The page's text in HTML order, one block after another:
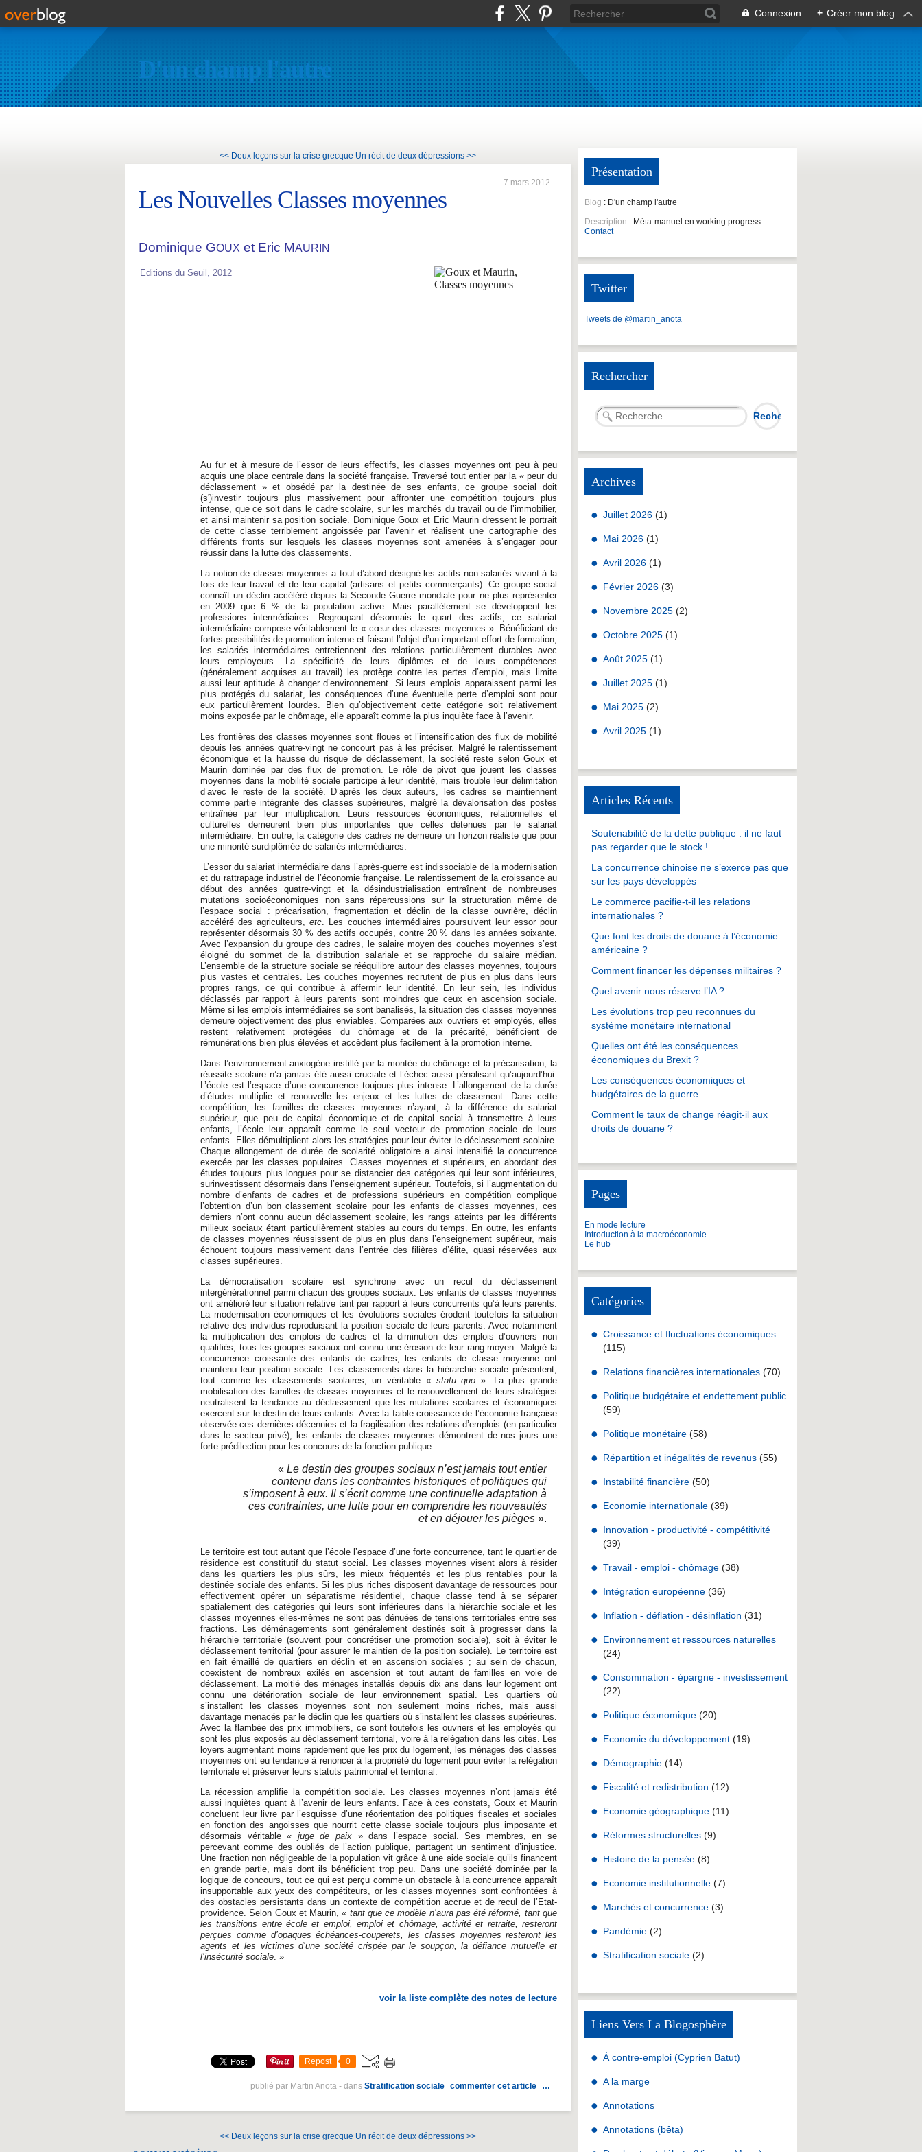
Connexion + Créer mon blog
D'un champ l'autre
<< Deux leçons sur la crise grecque Un récit de deux dépressions >>
7 mars 2012
Les Nouvelles Classes moyennes
Dominique GOUX et Eric MAURIN
Editions du Seuil, 2012
Au fur et à mesure de l’essor de leurs effectifs, les classes moyennes ont peu à peu
acquis une place centrale dans la société française. Traversé tout entier par la « peur du
déclassement » et obsédé par la destinée de ses enfants, ce groupe social doit
(s')investir toujours plus massivement pour affronter une compétition toujours plus
intense, que ce soit dans le cadre scolaire, sur les marchés du travail ou de l’immobilier,
et ainsi maintenir sa position sociale. Dominique Goux et Eric Maurin dressent le portrait
de cette classe terriblement angoissée par l’avenir et réalisent une cartographie des
différents fronts sur lesquels les classes moyennes sont amenées à s’engager pour
réussir dans la lutte des classements.
La notion de classes moyennes a tout d’abord désigné les actifs non salariés vivant à la
fois de leur travail et de leur capital (artisans et petits commerçants). Ce groupe social
connaît un déclin accéléré depuis la Seconde Guerre mondiale pour ne plus représenter
en 2009 que 6 % de la population active. Mais parallèlement se développent les
professions intermédiaires. Regroupant désormais le quart des actifs, ce salariat
intermédiaire compose véritablement le « cœur des classes moyennes ». Bénéficiant de
fortes possibilités de promotion interne et faisant l’objet d’un important effort de formation,
les salariés intermédiaires entretiennent des relations particulièrement durables avec
leurs employeurs. La spécificité de leurs diplômes et de leurs compétences
(généralement acquises au travail) les protège contre les pertes d’emploi, mais limite
aussi leur aptitude à changer d’environnement. Si leurs emplois apparaissent parmi les
plus protégés du salariat, les conséquences d’une éventuelle perte d’emploi sont pour
eux particulièrement lourdes. Bien qu’objectivement cette catégorie soit relativement
moins exposée par le chômage, elle apparaît comme la plus inquiète face à l’avenir.
Les frontières des classes moyennes sont floues et l’intensification des flux de mobilité
depuis les années quatre-vingt ne concourt pas à les préciser. Malgré le ralentissement
économique et la hausse du risque de déclassement, la société reste selon Goux et
Maurin dominée par des flux de promotion. Le rôle de pivot que jouent les classes
moyennes dans la mobilité sociale participe à leur identité, mais trouble leur délimitation
d’avec le reste de la société. D’après les deux auteurs, les cadres se maintiennent
comme partie intégrante des classes supérieures, malgré la dévalorisation des postes
entraînée par leur multiplication. Leurs ressources économiques, relationnelles et
culturelles demeurent bien plus importantes que celles détenues par le salariat
intermédiaire. En outre, la catégorie des cadres ne demeure un horizon réaliste que pour
une minorité surdiplômée de salariés intermédiaires.
L’essor du salariat intermédiaire dans l’après-guerre est indissociable de la modernisation
et du rattrapage industriel de l’économie française. Le ralentissement de la croissance au
début des années quatre-vingt
et la désindustrialisation entraînent de nombreuses
mutations socioéconomiques non sans répercussions sur la structuration même de
l’espace social : précarisation, fragmentation et déclin de la classe ouvrière, déclin
accéléré des agriculteurs,etc. Les couches intermédiaires poursuivent leur essor pour
représenter désormais 30 % des actifs occupés, contre 20 % dans les années soixante.
Avec l’expansion du groupe des cadres, le salaire moyen des couches moyennes s’est
éloigné du sommet de la distribution salariale et se rapproche du salaire médian.
L’ensemble de la structure sociale se rééquilibre autour des classes moyennes, toujours
plus vastes et centrales. Les couches moyennes recrutent de plus en plus dans leurs
propres rangs, ce qui contribue à affermir leur identité. En leur sein, les individus
déclassés par rapport à leurs parents sont moindres que ceux en ascension sociale.
Même si les emplois intermédiaires se sont banalisés, la situation des classes moyennes
demeure objectivement des plus enviables. Comparées aux ouvriers et employés, elles
restent relativement protégées du chômage et de la précarité, bénéficient de
rémunérations bien plus élevées et accèdent plus facilement à la promotion interne.
Dans l’environnement anxiogène instillé par la montée du chômage et la précarisation, la
réussite scolaire n’a jamais été aussi cruciale et l’échec aussi pénalisant qu’aujourd’hui.
L’école est l’espace d’une concurrence toujours plus intense. L’allongement de la durée
d’études multiplie et renouvelle les enjeux et les luttes de classement. Dans cette
compétition, les familles de classes moyennes n’ayant, à la différence du salariat
supérieur, que peu de capital économique et de capital social à transmettre à leurs
enfants, l’école leur apparaît comme le seul vecteur de promotion sociale de leurs
enfants. Elles démultiplient alors les stratégies pour leur éviter le déclassement scolaire.
Chaque allongement de durée de scolarité obligatoire a ainsi intensifié la concurrence
exercée par les classes populaires. Classes moyennes et supérieurs, en abordant des
études toujours plus longues pour se distancier des catégories qui leur sont inférieures,
surinvestissent désormais dans l’enseignement supérieur. Toutefois, si l’augmentation du
nombre d’enfants de cadres et de professions supérieurs en compétition complique
l’obtention d’un bon classement scolaire pour les enfants de classes moyennes, ces
derniers n’ont connu aucun déclassement scolaire, les rangs atteints par les différents
milieux sociaux étant particulièrement stables au cours du temps. En outre, les enfants
de classes moyennes réussissent de plus en plus dans l’enseignement supérieur, mais
échouent toujours massivement dans l’entrée des filières d’élite, quasi réservées aux
classes supérieures.
La démocratisation scolaire est synchrone avec un recul du déclassement
intergénérationnel parmi chacun des groupes sociaux. Les enfants de classes moyennes
ont amélioré leur situation relative tant par rapport à leurs concurrents qu’à leurs parents.
La modernisation économiques et les évolutions sociales érodent toutefois la situation
relative des individus reproduisant la position sociale de leurs parents. Avec notamment
la multiplication des emplois de cadres et la diminution des emplois d’ouvriers non
qualifiés, tous les groupes sociaux ont connu une érosion de leur rang moyen. Malgré la
concurrence croissante des enfants de cadres, les enfants de classe moyenne ont
maintenu leur position sociale. Les classements dans la hiérarchie sociale présentent,
tout comme les classements scolaires, un véritable « statu quo ». La plus grande
mobilisation des familles de classes moyennes et le renouvellement de leurs stratégies
neutralisent la tendance au déclassement que les mutations scolaires et économiques
exercent sur le destin de leurs enfants. Avec la faible croissance de l’économie française
observée ces dernières décennies et la fragilisation des relations d’emplois (en particulier
dans le secteur privé), les enfants de classes moyennes démontrent de nos jours une
forte prédilection pour les concours de la fonction publique.
« Le destin des groupes sociaux n’est jamais tout entier
contenu dans les contraintes historiques et politiques qui
s’imposent à eux. Il s’écrit comme une continuelle adaptation à
ces contraintes, une lutte pour en comprendre les nouveautés
et en déjouer les pièges ».
Le territoire est tout autant que l’école l’espace d’une forte concurrence, tant le quartier de
résidence est constitutif du statut social. Les classes moyennes visent alors à résider
dans les quartiers les plus sûrs, les mieux fréquentés et les plus rentables pour la
destinée sociale des enfants. Si les plus riches disposent davantage de ressources pour
effectivement opérer un séparatisme résidentiel, chaque classe tend à se séparer
spatialement des catégories qui leurs sont inférieures dans la hiérarchie sociale et les
classes moyennes elles-mêmes ne sont pas dénuées de tensions territoriales entre ses
fractions. Les déménagements sont généralement destinés soit à progresser dans la
hiérarchie territoriale (souvent pour concrétiser une promotion sociale), soit à éviter le
déclassement territorial (pour assurer le maintien de la position sociale). Le territoire est
en fait émaillé de quartiers en déclin et en ascension sociales ; au sein de chacun,
coexistent de nombreux exilés en ascension et tout autant de familles en voie de
déclassement. La moitié des ménages installés depuis dix ans dans leur logement ont
connu une détérioration sociale de leur environnement spatial. Les quartiers où
s’installent les classes moyennes sont non seulement moins riches, mais aussi
davantage menacés par le déclin que les quartiers où s’installent les classes supérieures.
Avec la flambée des prix immobiliers, ce sont toutefois les ouvriers et les employés qui
sont les plus exposés au déclassement territorial, voire à la relégation dans les cités. Les
loyers augmentant moins rapidement que les prix du logement, les ménages des classes
moyennes ont eu tendance à renoncer à la propriété du logement pour éviter la relégation
territoriale et préserver leurs statuts patrimonial et territorial.
La récession amplifie la compétition sociale. Les classes moyennes n’ont jamais été
aussi inquiètes quant à l’avenir de leurs enfants. Face à ces constats, Goux et Maurin
concluent leur livre par l’esquisse d’une réorientation des politiques fiscales et sociales
en fonction des angoisses que nourrit cette classe sociale toujours plus imposante et
désormais véritable « juge de paix » dans l’espace social. Ses membres, en se
percevant comme des oubliés de l’action publique, partagent un sentiment d’injustice.
Une fraction non négligeable de la population vit grâce à une aide sociale qu’ils financent
en grande partie, mais dont ils bénéficient trop peu. Dans une société dominée par la
logique de concours, tout ce qui est perçu comme un obstacle à la concurrence apparaît
insupportable aux yeux des compétiteurs, or les classes moyennes sont confrontées à
des obstacles persistants dans un contexte de compétition accrue et de recul de l’Etat-
providence. Selon Goux et Maurin, « tant que ce modèle n’aura pas été réformé, tant que
les transitions entre école et emploi, emploi et chômage, activité et retraite, resteront
perçues comme d’opaques échéances-couperets, les classes moyennes resteront les
agents et les victimes d’une société crispée par le soupçon, la défiance mutuelle et
l’insécurité sociale. »
voir la liste complète des notes de lecture
Repost 0
publié par Martin Anota - dans Stratification sociale commenter cet article …
<< Deux leçons sur la crise grecque Un récit de deux dépressions >>
Présentation
Blog : D'un champ l'autre
Description : Méta-manuel en working progress
Contact
Twitter
Tweets de @martin_anota
Rechercher
Archives
Juillet 2026 (1)
Mai 2026 (1)
Avril 2026 (1)
Février 2026 (3)
Novembre 2025 (2)
Octobre 2025 (1)
Août 2025 (1)
Juillet 2025 (1)
Mai 2025 (2)
Avril 2025 (1)
Articles Récents
Soutenabilité de la dette publique : il ne faut
pas regarder que le stock !
La concurrence chinoise ne s’exerce pas que
sur les pays développés
Le commerce pacifie-t-il les relations
internationales ?
Que font les droits de douane à l’économie
américaine ?
Comment financer les dépenses militaires ?
Quel avenir nous réserve l’IA ?
Les évolutions trop peu reconnues du
système monétaire international
Quelles ont été les conséquences
économiques du Brexit ?
Les conséquences économiques et
budgétaires de la guerre
Comment le taux de change réagit-il aux
droits de douane ?
Pages
En mode lecture
Introduction à la macroéconomie
Le hub
Catégories
Croissance et fluctuations économiques
(115)
Relations financières internationales (70)
Politique budgétaire et endettement public
(59)
Politique monétaire (58)
Répartition et inégalités de revenus (55)
Instabilité financière (50)
Economie internationale (39)
Innovation - productivité - compétitivité
(39)
Travail - emploi - chômage (38)
Intégration européenne (36)
Inflation - déflation - désinflation (31)
Environnement et ressources naturelles
(24)
Consommation - épargne - investissement
(22)
Politique économique (20)
Economie du développement (19)
Démographie (14)
Fiscalité et redistribution (12)
Economie géographique (11)
Réformes structurelles (9)
Histoire de la pensée (8)
Economie institutionnelle (7)
Marchés et concurrence (3)
Pandémie (2)
Stratification sociale (2)
Liens Vers La Blogosphère
À contre-emploi (Cyprien Batut)
A la marge
Annotations
Annotations (bêta)